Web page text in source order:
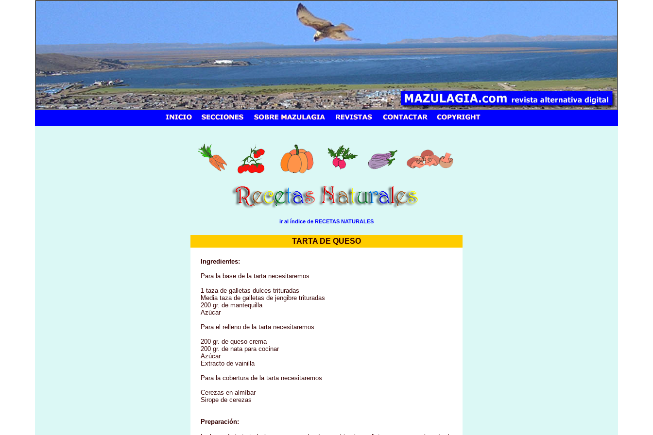
ir al índice de RECETAS NATURALES
TARTA DE QUESO
Ingredientes:
Para la base de la tarta necesitaremos
1 taza de galletas dulces trituradas
Media taza de galletas de jengibre trituradas
200 gr. de mantequilla
Azúcar
Para el relleno de la tarta necesitaremos
200 gr. de queso crema
200 gr. de nata para cocinar
Azúcar
Extracto de vainilla
Para la cobertura de la tarta necesitaremos
Cerezas en almíbar
Sirope de cerezas
Preparación: